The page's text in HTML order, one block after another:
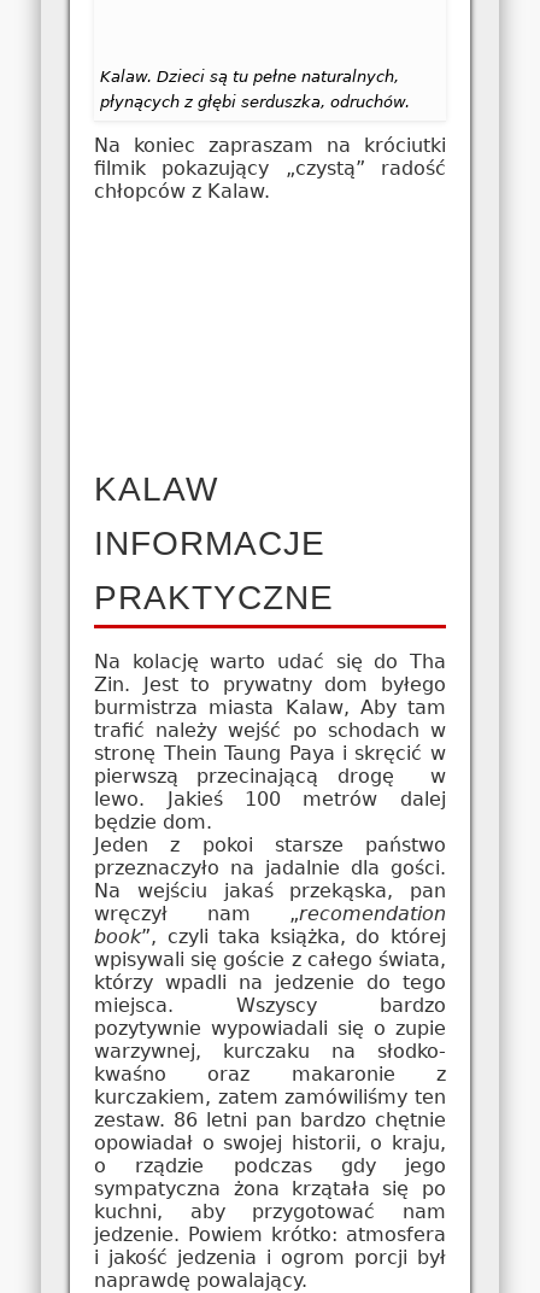
Kalaw. Dzieci są tu pełne naturalnych,
płynących z głębi serduszka, odruchów.
Na koniec zapraszam na króciutki
filmik pokazujący „czystą” radość
chłopców z Kalaw.
KALAW
INFORMACJE
PRAKTYCZNE
Na kolację warto udać się do Tha
Zin. Jest to prywatny dom byłego
burmistrza miasta Kalaw, Aby tam
trafić należy wejść po schodach w
stronę Thein Taung Paya i skręcić w
pierwszą przecinającą drogę w
lewo. Jakieś 100 metrów dalej
będzie dom.
Jeden z pokoi starsze państwo
przeznaczyło na jadalnie dla gości.
Na wejściu jakaś przekąska, pan
wręczył nam „recomendation
book”, czyli taka książka, do której
wpisywali się goście z całego świata,
którzy wpadli na jedzenie do tego
miejsca. Wszyscy bardzo
pozytywnie wypowiadali się o zupie
warzywnej, kurczaku na słodko-
kwaśno oraz makaronie z
kurczakiem, zatem zamówiliśmy ten
zestaw. 86 letni pan bardzo chętnie
opowiadał o swojej historii, o kraju,
o rządzie podczas gdy jego
sympatyczna żona krzątała się po
kuchni, aby przygotować nam
jedzenie. Powiem krótko: atmosfera
i jakość jedzenia i ogrom porcji był
naprawdę powalający.